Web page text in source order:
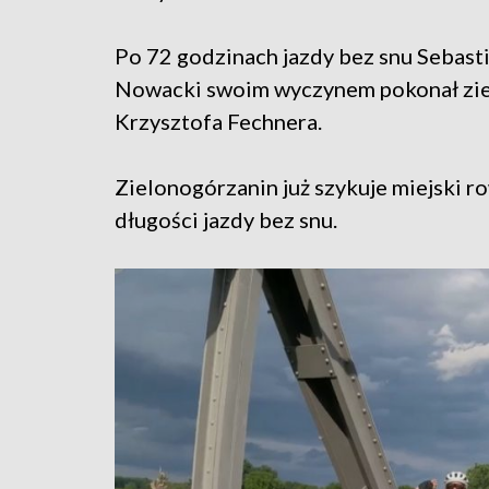
Po 72 godzinach jazdy bez snu
Nowacki swoim wyczynem pokonał
Krzysztofa Fechnera.
Zielonogórzanin już szykuje miejski
długości jazdy bez snu.